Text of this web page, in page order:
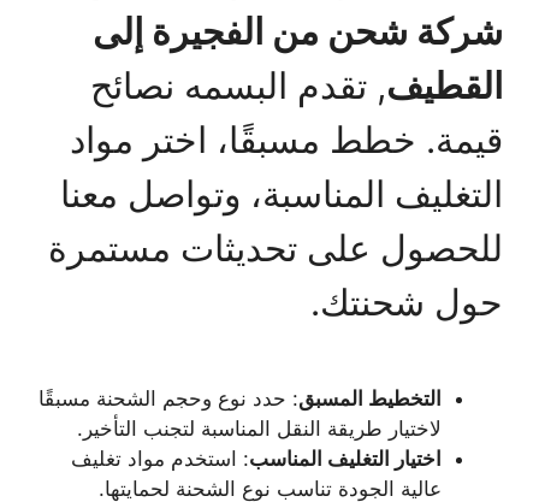
شركة شحن من الفجيرة إلى
القطيف, تقدم البسمه نصائح
قيمة. خطط مسبقًا، اختر مواد
التغليف المناسبة، وتواصل معنا
للحصول على تحديثات مستمرة
حول شحنتك.
التخطيط المسبق: حدد نوع وحجم الشحنة مسبقًا
لاختيار طريقة النقل المناسبة لتجنب التأخير.
اختيار التغليف المناسب: استخدم مواد تغليف
عالية الجودة تناسب نوع الشحنة لحمايتها.